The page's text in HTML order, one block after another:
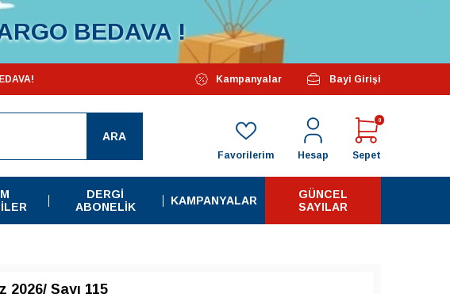
BEDAVA !
Özel Kampanyalarımız Başlamıştır...
Kampanyalar Bayi Girişi
ARA
Sepet
0
Hesap
Favorilerim
DERGI
ABONELIK
KAMPANYALAR
GÜNCEL
SAYILAR
2026/ Sayı 115